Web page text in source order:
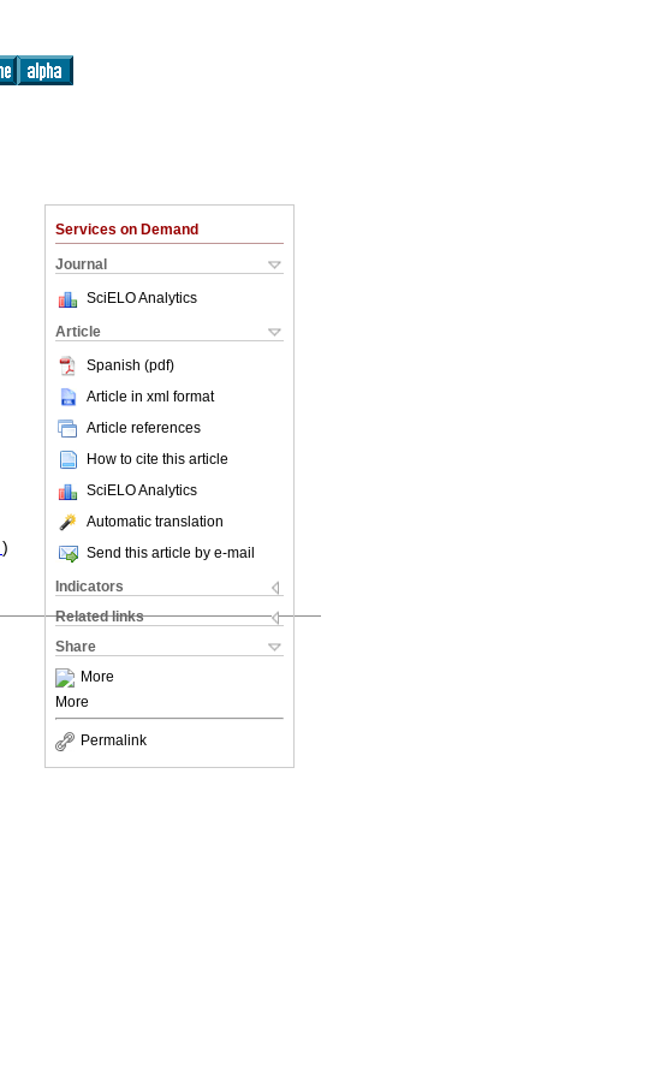
Services on Demand
Journal
SciELO Analytics
Article
Spanish (pdf)
Article in xml format
Article references
How to cite this article
SciELO Analytics
Automatic translation
Send this article by e-mail
Indicators
Related links
Share
More
More
Permalink
)